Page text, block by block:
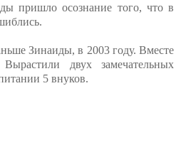
пришло осознание того, что в
Зинаиды, в 2003 году. Вместе
двух замечательных
5 внуков.